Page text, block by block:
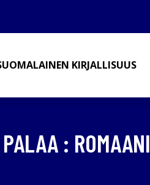
KIRJALLISUUS
: ROMAANI